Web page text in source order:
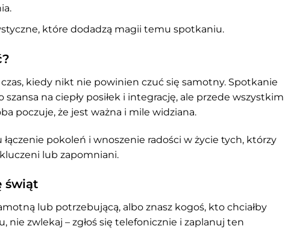
które dodadzą magii temu spotkaniu.
kiedy nikt nie powinien czuć się samotny. Spotkanie
na ciepły posiłek i integrację, ale przede wszystkim
poczuje, że jest ważna i mile widziana.
pokoleń i wnoszenie radości w życie tych, którzy
lub zapomniani.
świąt
lub potrzebującą, albo znasz kogoś, kto chciałby
nie zwlekaj – zgłoś się telefonicznie i zaplanuj ten